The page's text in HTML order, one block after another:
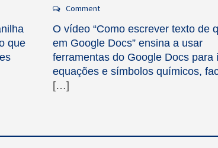
que
Comment
O vídeo “Como escrever texto de
em Google Docs” ensina a usar
ferramentas do Google Docs para
equações e símbolos químicos,
[…]